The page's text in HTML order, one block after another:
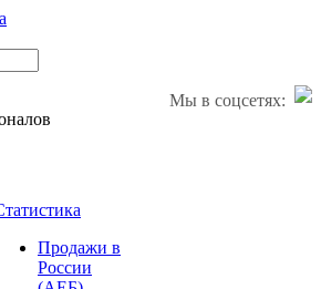
Мы в соцсетях:
Продажи в
России